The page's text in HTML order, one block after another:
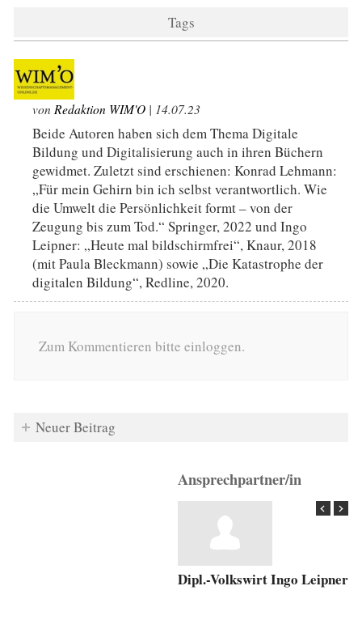
Tags
von Redaktion WIM'O | 14.07.23
Beide Autoren haben sich dem Thema Digitale
Bildung und Digitalisierung auch in ihren Büchern
gewidmet. Zuletzt sind erschienen: Konrad Lehmann:
„Für mein Gehirn bin ich selbst verantwortlich. Wie
die Umwelt die Persönlichkeit formt – von der
Zeugung bis zum Tod.“ Springer, 2022 und Ingo
Leipner: „Heute mal bildschirmfrei“, Knaur, 2018
(mit Paula Bleckmann) sowie „Die Katastrophe der
digitalen Bildung“, Redline, 2020.
Zum Kommentieren bitte einloggen.
Neuer Beitrag
Ansprechpartner/in
Dipl.-Volkswirt Ingo Leipner